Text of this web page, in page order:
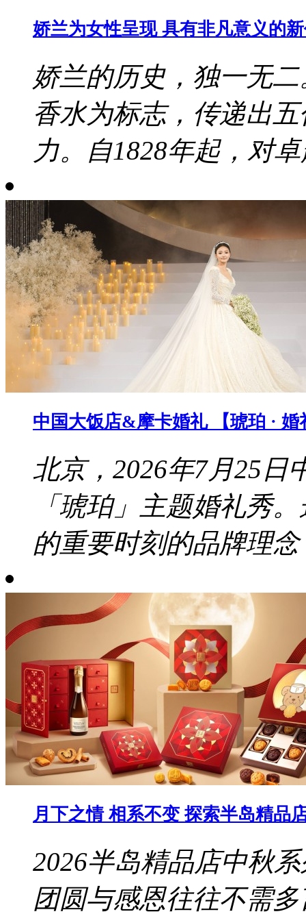
娇兰为女性呈现 具有非凡意义的
娇兰的历史，独一无
香水为标志，传递出
力。自1828年起，对
中国大饭店&摩卡婚礼 【琥珀 ·
北京，2026年7月25日
「琥珀」主题婚礼秀
的重要时刻的品牌理念
月下之情 相系不变 探索半岛精品
2026半岛精品店中秋
团圆与感恩往往不需